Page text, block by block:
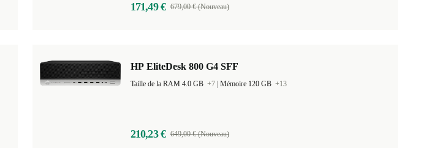
171,49 € 679,00 € (Nouveau)
HP EliteDesk 800 G4 SFF
Taille de la RAM 4.0 GB +7 Mémoire 120 GB +13
210,23 € 649,00 € (Nouveau)